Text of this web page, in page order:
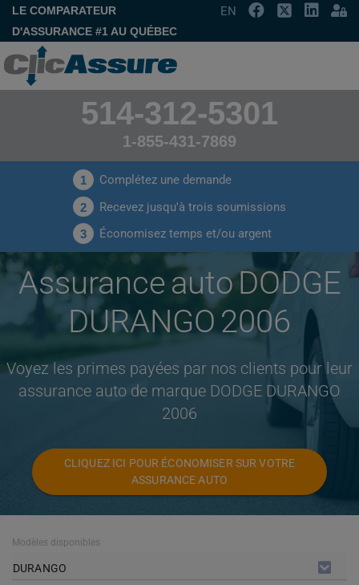
LE COMPARATEUR
D'ASSURANCE #1 AU QUÉBEC
EN
514-312-5301
1-855-431-7869
1 Complétez une demande
2 Recevez jusqu'à trois soumissions
3 Économisez temps et/ou argent
Assurance auto DODGE
DURANGO 2006
Voyez les primes payées par nos clients pour leur
assurance auto de marque DODGE DURANGO
2006
CLIQUEZ ICI POUR ÉCONOMISER SUR VOTRE
ASSURANCE AUTO
Modèles disponibles
DURANGO